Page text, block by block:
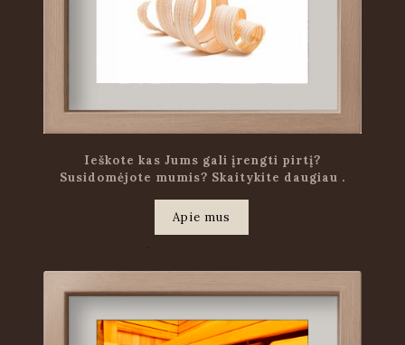
Ieškote kas Jums gali įrengti pirtį?
Susidomėjote mumis? Skaitykite daugiau .
.
Apie mus